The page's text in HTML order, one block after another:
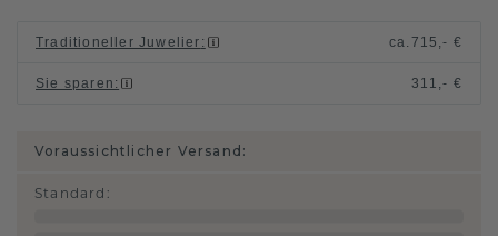
Traditioneller Juwelier : ca. 715,- €
Sie sparen : 311,- €
Voraussichtlicher Versand:
Standard :